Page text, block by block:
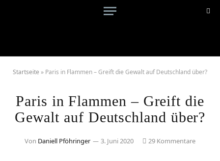
Startseite » Paris in Flammen – Greift die Gewalt auf Deutschland über?
Paris in Flammen – Greift die
Gewalt auf Deutschland über?
Von Daniell Pföhringer 3. Juni 2020 29 Kommentare